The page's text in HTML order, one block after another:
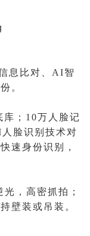
息比对、 AI智
。
库；10万人脸记
人脸识别 技术对
速身份识别，
，高密抓拍；
壁装或吊装。